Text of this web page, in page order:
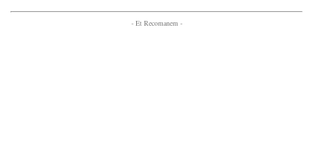
- Et Recomanem -